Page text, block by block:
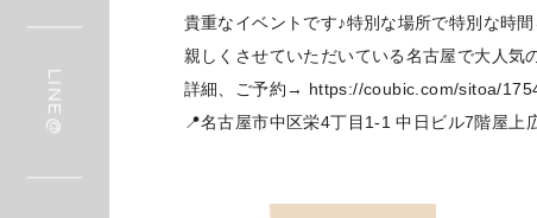
LINE@
貴重なイベントです♪特別な場所で特別な時
親しくさせていただいている名古屋で大人気
詳細、ご予約→ https://coubic.com/sitoa/
📍名古屋市中区栄4丁目1-1 中日ビル7階屋上